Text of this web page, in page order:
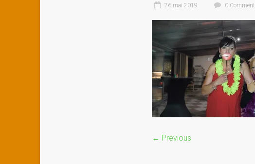
26 mai 2019 0 Comment
← Previous